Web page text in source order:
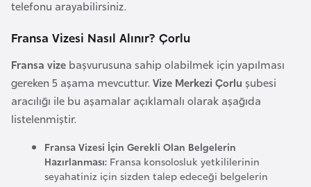
telefonu arayabilirsiniz.
Fransa Vizesi Nasıl Alınır? Çorlu
Fransa vize başvurusuna sahip olabilmek için yapılması
gereken 5 aşama mevcuttur. Vize Merkezi Çorlu şubesi
aracılığı ile bu aşamalar açıklamalı olarak aşağıda
listelenmiştir.
Fransa Vizesi İçin Gerekli Olan Belgelerin
Hazırlanması: Fransa konsolosluk yetkililerinin
seyahatiniz için sizden talep edeceği belgelerin
F
s
o
Ç
a